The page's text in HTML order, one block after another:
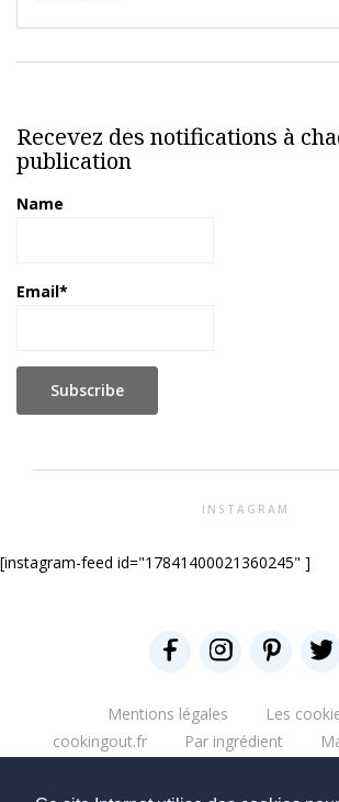
Recevez des notifications à
publication
Name
Email*
INSTAGRAM
[instagram-feed id="17841400021360245" ]
Mentions légales
Les
cookingout.fr
Par ingrédient
ingrédient
Mes aventures